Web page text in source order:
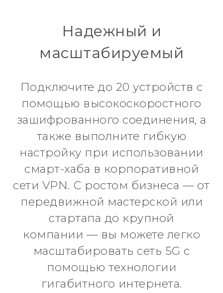
Надежный и
масштабируемый
Подключите до 20 устройств с
помощью высокоскоростного
зашифрованного соединения, а
также выполните гибкую
настройку при использовании
смарт-хаба в корпоративной
сети VPN. С ростом бизнеса — от
передвижной мастерской или
стартапа до крупной
компании — вы можете легко
масштабировать сеть 5G с
помощью технологии
гигабитного интернета.